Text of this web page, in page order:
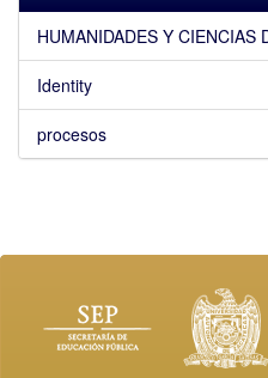
HUMANIDADES Y CIENCIAS
Identity
procesos